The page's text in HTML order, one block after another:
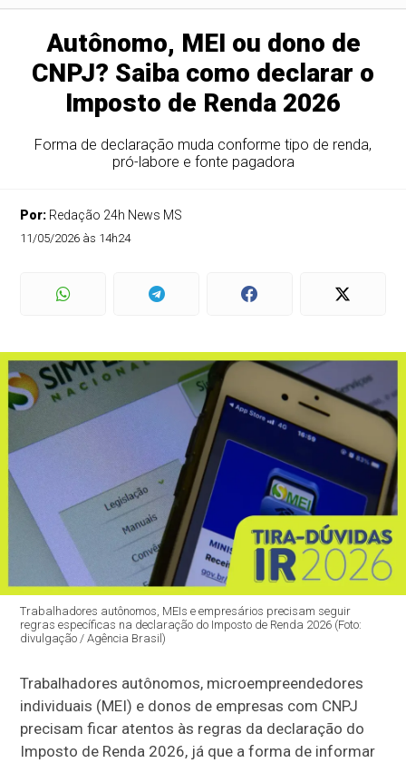
Autônomo, MEI ou dono de
CNPJ? Saiba como declarar o
Imposto de Renda 2026
Forma de declaração muda conforme tipo de renda,
pró-labore e fonte pagadora
Por: Redação 24h News MS
11/05/2026 às 14h24
Trabalhadores autônomos, MEIs e empresários precisam seguir
regras específicas na declaração do Imposto de Renda 2026 (Foto:
divulgação / Agência Brasil)
Trabalhadores autônomos, microempreendedores
individuais (MEI) e donos de empresas com CNPJ
precisam ficar atentos às regras da declaração do
Imposto de Renda 2026, já que a forma de informar